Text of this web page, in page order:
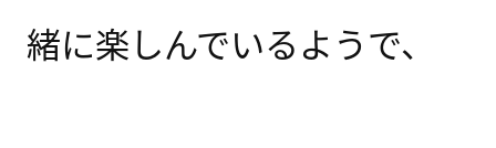
緒に楽しんでいるようで、